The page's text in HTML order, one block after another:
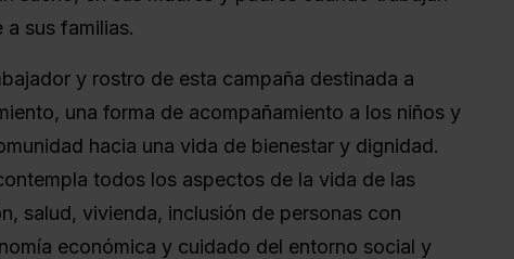
a sus familias.
y rostro de esta campaña destinada a
una forma de acompañamiento a los niños y
hacia una vida de bienestar y dignidad.
todos los aspectos de la vida de las
salud, vivienda, inclusión de personas con
económica y cuidado del entorno social y